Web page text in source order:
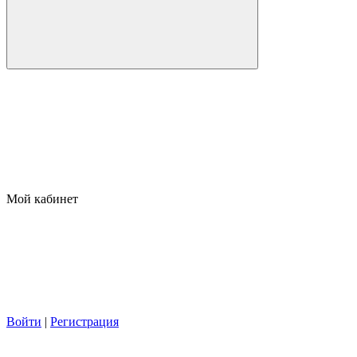
Мой кабинет
Войти | Регистрация